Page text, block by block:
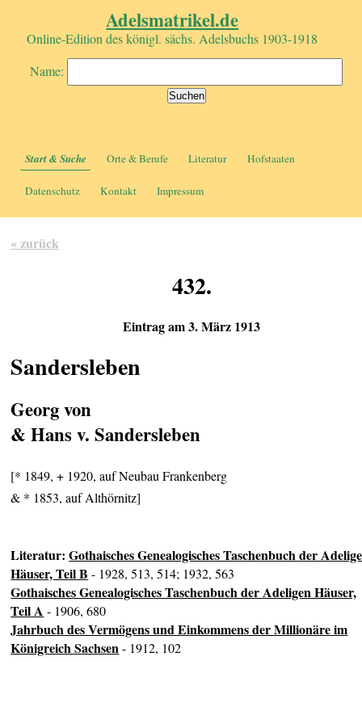
Adelsmatrikel.de
Online-Edition des königl. sächs. Adelsbuchs 1903-1918
Name:
Start & Suche Orte & Berufe Literatur Hofstaaten
Datenschutz Kontakt Impressum
« zurück
432.
Eintrag am 3. März 1913
Sandersleben
Georg von
& Hans v. Sandersleben
[* 1849, + 1920, auf Neubau Frankenberg
& * 1853, auf Althörnitz]
Literatur:Gothaisches Genealogisches Taschenbuch der
Häuser, Teil B - 1928, 513, 514; 1932, 563
Gothaisches Genealogisches Taschenbuch der Adeligen Häuser,
Teil A - 1906, 680
Jahrbuch des Vermögens und Einkommens der Millionäre im
Königreich Sachsen- 1912, 102